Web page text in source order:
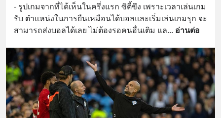
- รูปเกมจากที่ได้เห็นในครึ่งแรก ซิตี้ขึง เพราะเวลาเล่นเกม
รับ ตำแหน่งในการยืนเหมือนได้บอลและเริ่มเล่นเกมรุก จะ
สามารถส่งบอลได้เลย ไม่ต้องรอคนอื่นเติม แล... อ่านต่อ